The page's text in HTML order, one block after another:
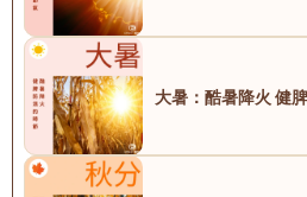
大暑：酷暑降火 健